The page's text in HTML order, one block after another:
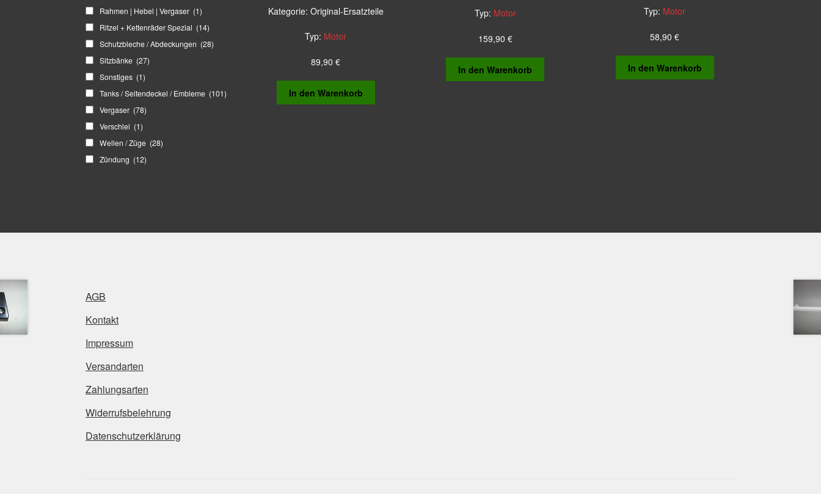
Kategorie: Original-Ersatzteile
Typ: Motor
89,90€
In den Warenkorb
Typ: Motor
159,90 €
In den Warenkorb
Typ: Motor
58,90€
In den Warenkorb
Rahmen | Hebel | Vergaser (1)
Ritzel + Kettenräder Spezial (14)
Schutzbleche / Abdeckungen (28)
Sitzbänke (27)
Sonstiges (1)
Tanks / Seitendeckel / Embleme (101)
Vergaser (78)
Verschlei (1)
Wellen / Züge (28)
Zündung (12)
AGB
Kontakt
Impressum
Versandarten
Zahlungsarten
Widerrufsbelehrung
Datenschutzerklärung